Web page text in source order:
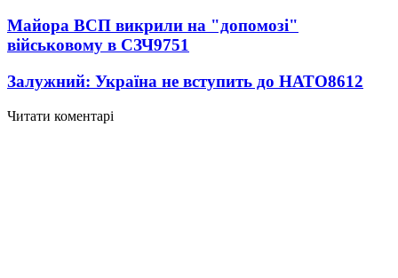
Майора ВСП викрили на "допомозі"
військовому в СЗЧ9751
Залужний: Україна не вступить до НАТО8612
Читати коментарі